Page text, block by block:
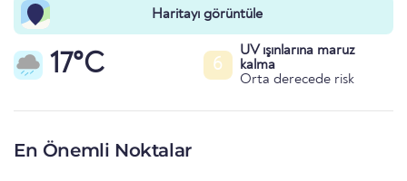
Haritayı görüntüle
17°C 6
UV ışınlarına maruz
kalma
Orta derecede risk
En Önemli Noktalar